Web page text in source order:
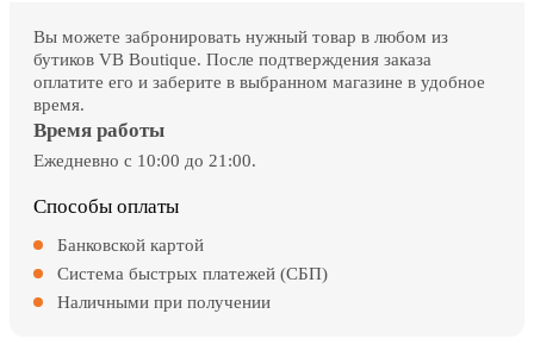
Вы можете забронировать нужный товар в любом из
бутиков VB Boutique. После подтверждения заказа
оплатите его и заберите в выбранном магазине в удобное
время.
Время работы
Ежедневно с 10:00 до 21:00.
Способы оплаты
Банковской картой
Система быстрых платежей (СБП)
Наличными при получении